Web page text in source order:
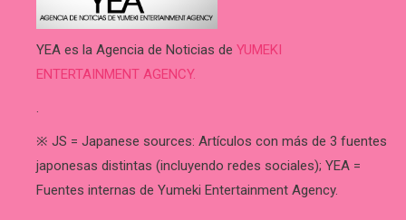
YEA es la Agencia de Noticias de YUMEKI
ENTERTAINMENT AGENCY.
.
※ JS = Japanese sources: Artículos con más de 3 fuentes
japonesas distintas (incluyendo redes sociales); YEA =
Fuentes internas de Yumeki Entertainment Agency.